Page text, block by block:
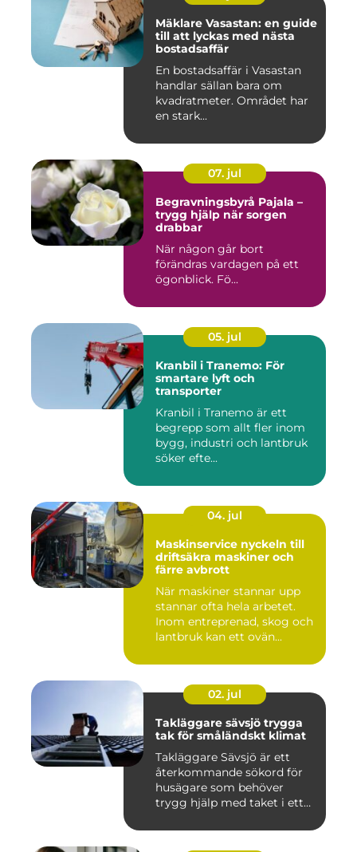
Mäklare Vasastan: en guide
till att lyckas med nästa
bostadsaffär
En bostadsaffär i Vasastan
handlar sällan bara om
kvadratmeter. Området har
en stark...
07. jul
Begravningsbyrå Pajala –
trygg hjälp när sorgen
drabbar
När någon går bort
förändras vardagen på ett
ögonblick. Fö...
05. jul
Kranbil i Tranemo: För
smartare lyft och
transporter
Kranbil i Tranemo är ett
begrepp som allt fler inom
bygg, industri och lantbruk
söker efte...
04. jul
Maskinservice nyckeln till
driftsäkra maskiner och
färre avbrott
När maskiner stannar upp
stannar ofta hela arbetet.
Inom entreprenad, skog och
lantbruk kan ett ovän...
02. jul
Takläggare sävsjö trygga
tak för småländskt klimat
Takläggare Sävsjö är ett
återkommande sökord för
husägare som behöver
trygg hjälp med taket i ett